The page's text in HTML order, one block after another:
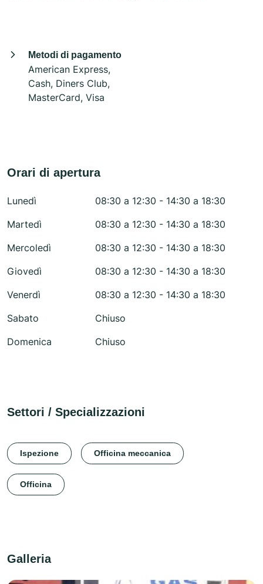
Metodi di pagamento
American Express,
Cash, Diners Club,
MasterCard, Visa
Orari di apertura
Lunedì
08:30 a 12:30 - 14:30 a 18:30
Martedì
08:30 a 12:30 - 14:30 a 18:30
Mercoledì
08:30 a 12:30 - 14:30 a 18:30
Giovedì
08:30 a 12:30 - 14:30 a 18:30
Venerdì
08:30 a 12:30 - 14:30 a 18:30
Sabato
Chiuso
Domenica
Chiuso
Settori / Specializzazioni
Ispezione Officina meccanica
Officina
Galleria